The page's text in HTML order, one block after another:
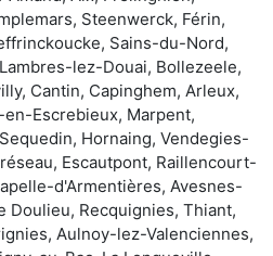
Steenwerck, Férin,
Sains-du-Nord,
lez-Douai, Bollezeele,
Cantin, Capinghem, Arleux,
Escrebieux, Marpent,
Hornaing, Vendegies-
Escautpont, Raillencourt-
d'Armentières, Avesnes-
Doulieu, Recquignies, Thiant,
Aulnoy-lez-Valenciennes,